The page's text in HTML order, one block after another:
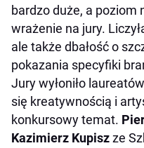
bardzo duże, a poziom
wrażenie na jury.
ale także dbałość o
pokazania specyfiki
Jury wyłoniło
się kreatywnością i
konkursowy temat.
Kazimierz Kupiszze